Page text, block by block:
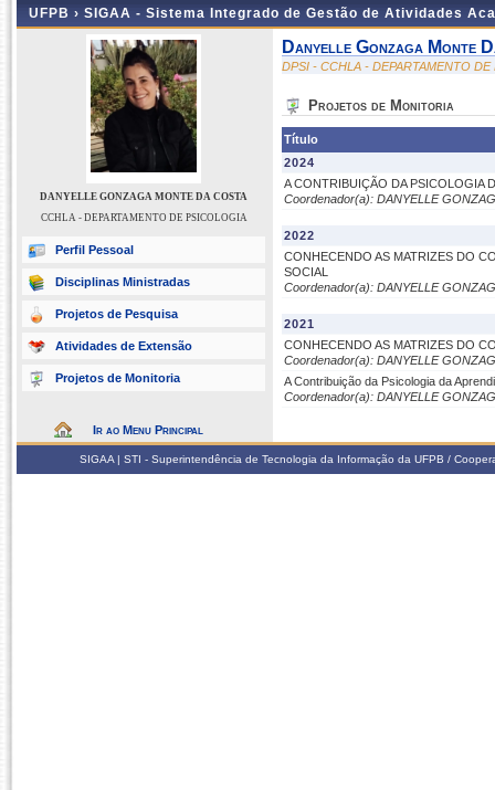
UFPB › SIGAA - Sistema Integrado de Gestão de Atividades
DANYELLE GONZAGA MONTE DA COSTA
CCHLA - DEPARTAMENTO DE PSICOLOGIA
Perfil Pessoal
Disciplinas Ministradas
Projetos de Pesquisa
Atividades de Extensão
Projetos de Monitoria
Ir ao Menu Principal
Danyelle Gonzaga Monte
DPSI - CCHLA - DEPARTAMENTO
Projetos de Monitoria
Título
2024
A CONTRIBUIÇÃO DA PSICOLOGIA
Coordenador(a): DANYELLE
2022
CONHECENDO AS MATRIZES DO
SOCIAL
Coordenador(a): DANYELLE
2021
CONHECENDO AS MATRIZES DO
Coordenador(a): DANYELLE
A Contribuição da Psicologia da
Coordenador(a): DANYELLE
SIGAA | STI - Superintendência de Tecnologia da Informação da UFPB /